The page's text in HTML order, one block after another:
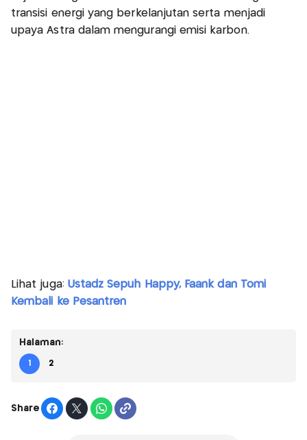
transisi energi yang berkelanjutan serta menjadi
upaya Astra dalam mengurangi emisi karbon.
Lihat juga: Ustadz Sepuh Happy, Faank dan Tomi
Kembali ke Pesantren
Halaman:
1 2
Share